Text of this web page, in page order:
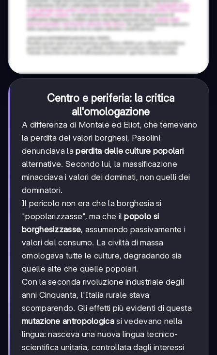
Centro e periferia: la critica
all'omologazione
A differenza di Montale ed Eliot, che temevano
la perdita dei valori borghesi, Pasolini
denunciava laperdita delle culture popolari
alternative. Secondo lui, la massificazione
minacciava i valori dei dominati, non quelli dei
dominatori.
Il pericolo non era che la borghesia si
"popolarizzasse", ma che ilpopolo si
borghesizzasse, assumendo passivamente i
valori del consumo. La civiltà di massa
omologava tutte le culture, degradando sia
quelle alte che quelle popolari.
Con la seconda rivoluzione industriale degli
anni Cinquanta, l'Italia rurale stava
scomparendo. Gli effetti più evidenti di questa
mutazione antropologicasi vedevano nella
lingua: nasceva una nuova lingua tecnico-
scientifica unitaria, controllata dagli interessi